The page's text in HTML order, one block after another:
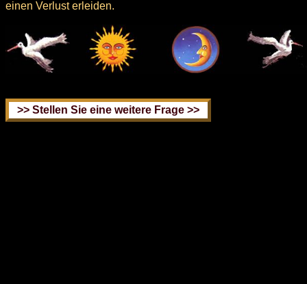
einen Verlust erleiden.